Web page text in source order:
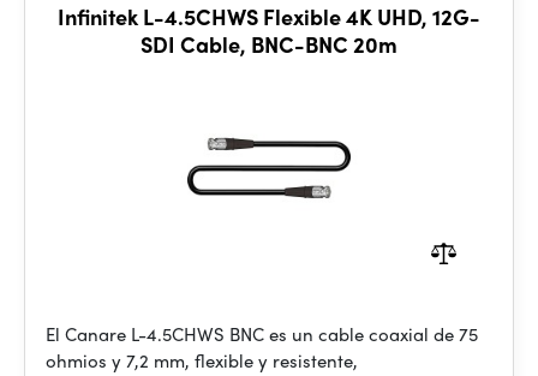
Infinitek L-4.5CHWS Flexible 4K UHD, 12G-
SDI Cable, BNC-BNC 20m
El Canare L-4.5CHWS BNC es un cable coaxial de 75
ohmios y 7,2 mm, flexible y resistente,